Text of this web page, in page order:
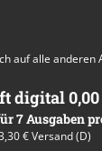
auf alle anderen
digital 0,00
7 Ausgaben
€ Versand (D)